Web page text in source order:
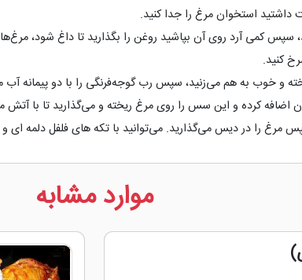
داشتید استخوان مرغ را جدا كنید.
سپس كمی آرد روی آن بپاشید روغن را بگذارید تا داغ شود،
كنید.
و خوب به هم می‌زنید، سپس رب گوجه‌فرنگی را با دو پیمانه آب
اضافه كرده و این سس را روی مرغ ریخته و می‌گذارید تا با آتش
را در دیس می‌گذارید. می‌توانید با تکه های فلفل دلمه ای و
موارد مشابه